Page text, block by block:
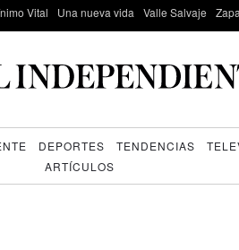
Vital Una nueva vida Valle Salvaje
DEPORTES TENDENCIAS
ARTÍCULOS